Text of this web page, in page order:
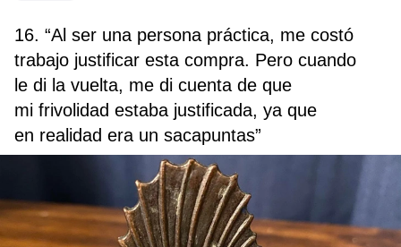
16. “Al ser una persona práctica, me costó
trabajo justificar esta compra. Pero cuando
le di la vuelta, me di cuenta de que
mi frivolidad estaba justificada, ya que
en realidad era un sacapuntas”